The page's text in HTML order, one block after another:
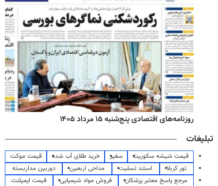
روزنامه‌های اقتصادی پنج‌شنبه ۱۵ مرداد ۱۴۰۵
تبلیغات
قیمت شیشه سکوریت سفیر خرید طلای آب شده
قیمت موکت
تور کربلا
استند تسلیت مداحی اربعین
دوربین مداربسته
مرجع پاسخ معتبر پزشکان
فروش مواد شیمیایی
قیمت ایمپلنت